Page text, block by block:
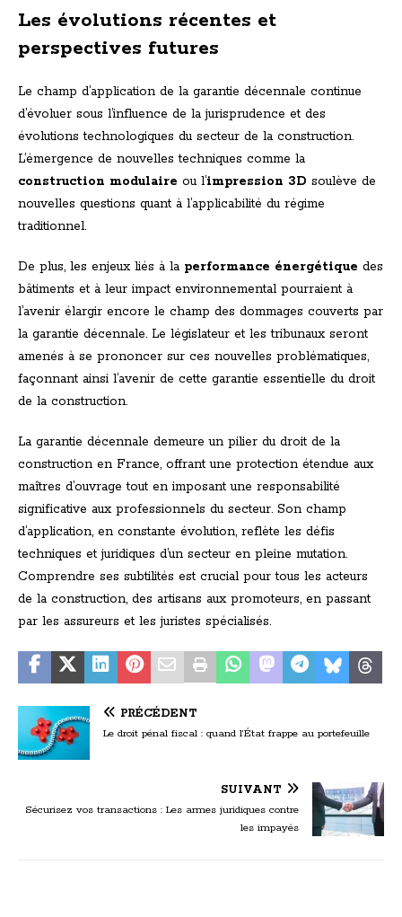
Les évolutions récentes et
perspectives futures
Le champ d’application de la garantie décennale continue
d’évoluer sous l’influence de la jurisprudence et des
évolutions technologiques du secteur de la construction.
L’émergence de nouvelles techniques comme la
construction modulaire ou l’impression 3D soulève de
nouvelles questions quant à l’applicabilité du régime
traditionnel.
De plus, les enjeux liés à la performance énergétique des
bâtiments et à leur impact environnemental pourraient à
l’avenir élargir encore le champ des dommages couverts par
la garantie décennale. Le législateur et les tribunaux seront
amenés à se prononcer sur ces nouvelles problématiques,
façonnant ainsi l’avenir de cette garantie essentielle du droit
de la construction.
La garantie décennale demeure un pilier du droit de la
construction en France, offrant une protection étendue aux
maîtres d’ouvrage tout en imposant une responsabilité
significative aux professionnels du secteur. Son champ
d’application, en constante évolution, reflète les défis
techniques et juridiques d’un secteur en pleine mutation.
Comprendre ses subtilités est crucial pour tous les acteurs
de la construction, des artisans aux promoteurs, en passant
par les assureurs et les juristes spécialisés.
PRÉCÉDENT
Le droit pénal fiscal : quand l’État frappe au portefeuille
SUIVANT
Sécurisez vos transactions : Les armes juridiques contre
les impayés